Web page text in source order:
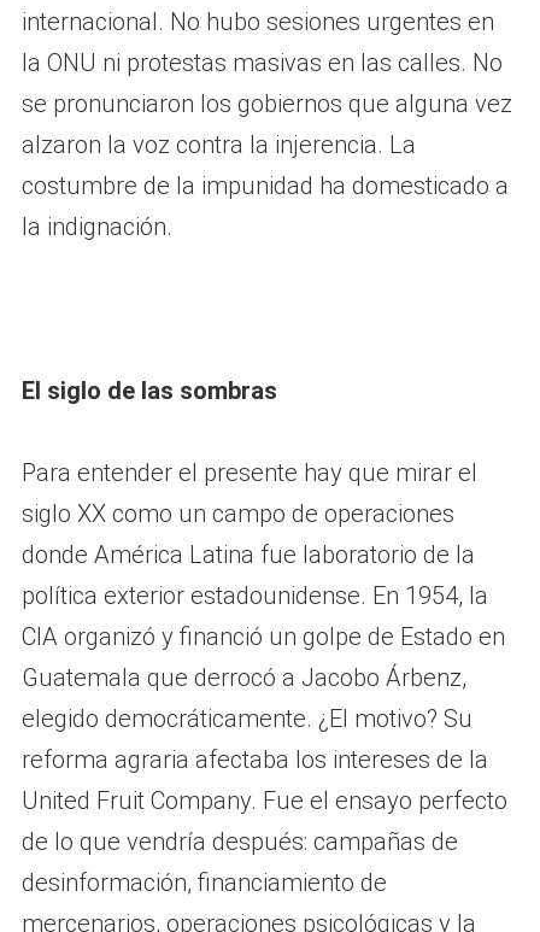
internacional. No hubo sesiones urgentes en
la ONU ni protestas masivas en las calles. No
se pronunciaron los gobiernos que alguna vez
alzaron la voz contra la injerencia. La
costumbre de la impunidad ha domesticado a
la indignación.
El siglo de las sombras
Para entender el presente hay que mirar el
siglo XX como un campo de operaciones
donde América Latina fue laboratorio de la
política exterior estadounidense. En 1954, la
CIA organizó y financió un golpe de Estado en
Guatemala que derrocó a Jacobo Árbenz,
elegido democráticamente. ¿El motivo? Su
reforma agraria afectaba los intereses de la
United Fruit Company. Fue el ensayo perfecto
de lo que vendría después: campañas de
desinformación, financiamiento de
mercenarios, operaciones psicológicas y la